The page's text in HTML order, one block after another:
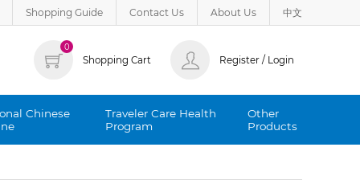
Shopping Guide Contact Us About Us 中文
0
Shopping Cart Register / Login
Chinese
Traveler Care Health
Program
Other
Products